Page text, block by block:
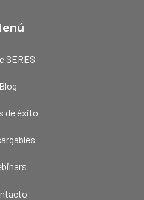
SERES
Blog
de éxito